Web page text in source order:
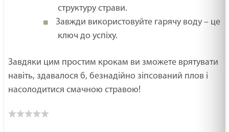
структуру страви.
Завжди використовуйте гарячу воду – це
ключ до успіху.
Завдяки цим простим крокам ви зможете врятувати
навіть, здавалося б, безнадійно зіпсований плов і
насолодитися смачною стравою!